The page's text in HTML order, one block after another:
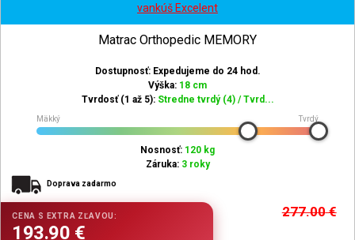
vankúš Excelent
Matrac Orthopedic MEMORY
Dostupnosť: Expedujeme do 24 hod.
Výška: 18 cm
Tvrdosť (1 až 5): Stredne tvrdý (4) / Tvrd...
Mäkký Tvrdý
Nosnosť: 120 kg
Záruka: 3 roky
Doprava zadarmo
277.00€